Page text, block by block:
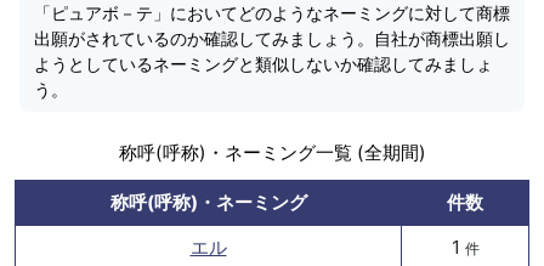
「ピュアボ－テ」においてどのようなネーミングに対して商標
出願がされているのか確認してみましょう。自社が商標出願し
ようとしているネーミングと類似しないか確認してみましょ
う。
称呼(呼称)・ネーミング一覧 (全期間)
称呼(呼称)・ネーミング
件数
エル
1 件